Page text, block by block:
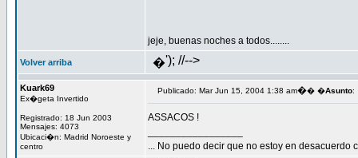
jeje, buenas noches a todos........
Volver arriba �'); //-->
Kuark69
Ex�geta Invertido
Registrado: 18 Jun 2003
Mensajes: 4073
Ubicaci�n: Madrid Noroeste y
centro
Publicado: Mar Jun 15, 2004 1:38 am�� �Asunto:
ASSACOS !
... No puedo decir que no estoy en desacuerdo